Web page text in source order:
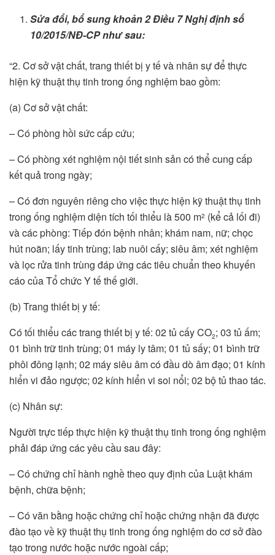
Sửa đổi, bổ sung khoản 2 Điều 7 Nghị định số
10/2015/NĐ-CP như sau:
“2. Cơ sở vật chất, trang thiết bị y tế và nhân sự để thực
hiện kỹ thuật thụ tinh trong ống nghiệm bao gồm:
(a) Cơ sở vật chất:
– Có phòng hồi sức cấp cứu;
– Có phòng xét nghiệm nội tiết sinh sản có thể cung cấp
kết quả trong ngày;
– Có đơn nguyên riêng cho việc thực hiện kỹ thuật thụ tinh
trong ống nghiệm diện tích tối thiểu là 500 m2 (kể cả lối đi)
và các phòng: Tiếp đón bệnh nhân; khám nam, nữ; chọc
hút noãn; lấy tinh trùng; lab nuôi cấy; siêu âm; xét nghiệm
và lọc rửa tinh trùng đáp ứng các tiêu chuẩn theo khuyến
cáo của Tổ chức Y tế thế giới.
(b) Trang thiết bị y tế:
Có tối thiểu các trang thiết bị y tế: 02 tủ cấy CO2; 03 tủ ấm;
01 bình trữ tinh trùng; 01 máy ly tâm; 01 tủ sấy; 01 bình trữ
phôi đông lạnh; 02 máy siêu âm có đầu dò âm đạo; 01 kính
hiển vi đảo ngược; 02 kính hiển vi soi nổi; 02 bộ tủ thao tác.
(c) Nhân sự:
Người trực tiếp thực hiện kỹ thuật thụ tinh trong ống nghiệm
phải đáp ứng các yêu cầu sau đây:
– Có chứng chỉ hành nghề theo quy định của Luật khám
bệnh, chữa bệnh;
– Có văn bằng hoặc chứng chỉ hoặc chứng nhận đã được
đào tạo về kỹ thuật thụ tinh trong ống nghiệm do cơ sở đào
tạo trong nước hoặc nước ngoài cấp;